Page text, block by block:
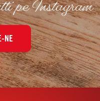
Instagram
NE